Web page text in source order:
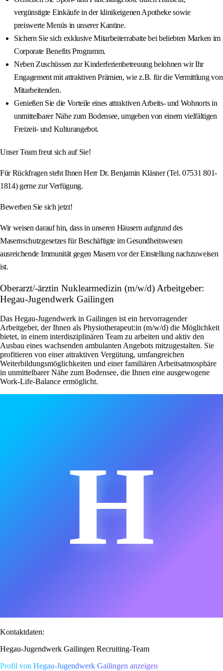
vergünstigte Einkäufe in der klinikeigenen Apotheke sowie
preiswerte Menüs in unserer Kantine.
Sichern Sie sich exklusive Mitarbeiterrabatte bei beliebten Marken im
Corporate Benefits Programm.
Neben Zuschüssen zur Kinderferienbetreuung belohnen wir Ihr
Engagement mit attraktiven Prämien, wie z.B. für die Vermittlung von
Mitarbeitenden.
Genießen Sie die Vorteile eines attraktiven Arbeits- und Wohnorts in
unmittelbarer Nähe zum Bodensee, umgeben von einem vielfältigen
Freizeit- und Kulturangebot.
Unser Team freut sich auf Sie!
Für Rückfragen steht Ihnen Herr Dr. Benjamin Kläsner (Tel. 07531 801-
1814) gerne zur Verfügung.
Bewerben Sie sich jetzt!
Wir weisen darauf hin, dass in unseren Häusern aufgrund des
Masernschutzgesetzes für Beschäftigte im Gesundheitswesen
ausreichende Immunität gegen Masern vor der Einstellung nachzuweisen
ist.
Oberarzt/-ärztin Nuklearmedizin (m/w/d) Arbeitgeber:
Hegau-Jugendwerk Gailingen
Das Hegau-Jugendwerk in Gailingen ist ein hervorragender
Arbeitgeber, der Ihnen als Physiotherapeut:in (m/w/d) die Möglichkeit
bietet, in einem interdisziplinären Team zu arbeiten und aktiv den
Ausbau eines wachsenden ambulanten Angebots mitzugestalten. Sie
profitieren von einer attraktiven Vergütung, umfangreichen
Weiterbildungsmöglichkeiten und einer familiären Arbeitsatmosphäre
in unmittelbarer Nähe zum Bodensee, die Ihnen eine ausgewogene
Work-Life-Balance ermöglicht.
H
Kontaktdaten:
Hegau-Jugendwerk Gailingen Recruiting-Team
Profil von Hegau-Jugendwerk Gailingen anzeigen